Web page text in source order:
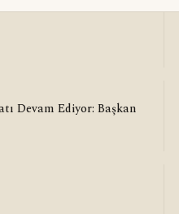
Devam Ediyor: Başkan